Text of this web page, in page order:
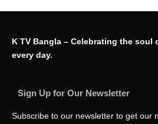
K TV Bangla – Celebrating the soul
every day.
Sign Up for Our Newsletter
Subscribe to our newsletter to get our